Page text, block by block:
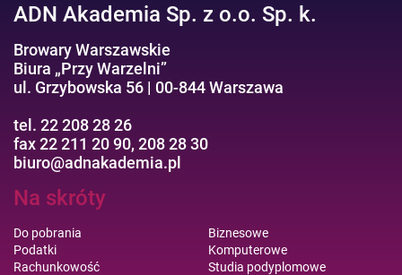
ADN Akademia Sp. z o.o. Sp. k.
Browary Warszawskie
Biura „Przy Warzelni”
ul. Grzybowska 56 | 00-844 Warszawa
tel. 22 208 28 26
fax 22 211 20 90, 208 28 30
biuro@adnakademia.pl
Na skróty
Do pobrania
Podatki
Rachunkowość
Biznesowe
Komputerowe
Studia podyplomowe